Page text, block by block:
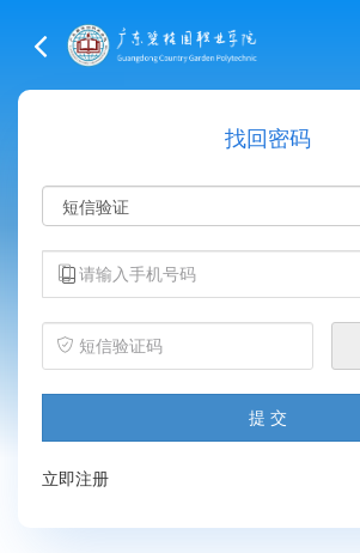
广东碧桂园职业学院
找回密码
立即注册